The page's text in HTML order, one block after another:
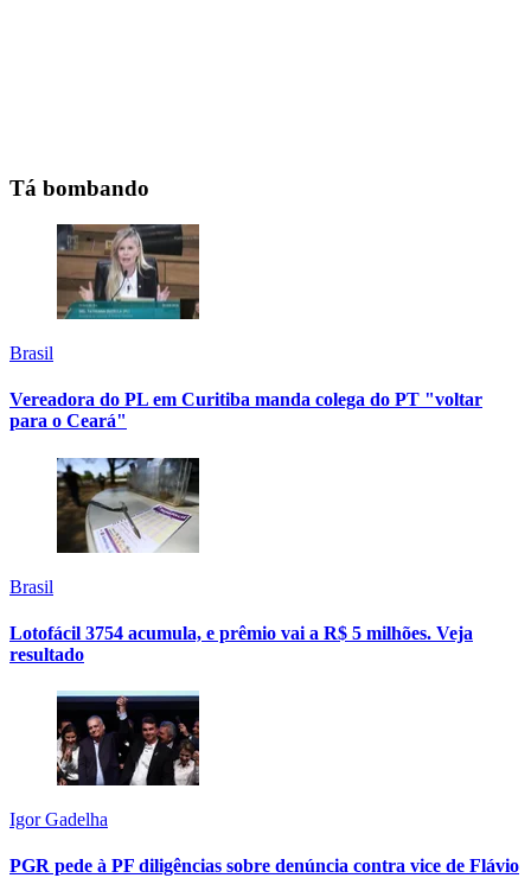
Tá bombando
Brasil
Vereadora do PL em Curitiba manda colega do PT "voltar
para o Ceará"
Brasil
Lotofácil 3754 acumula, e prêmio vai a R$ 5 milhões. Veja
resultado
Igor Gadelha
PGR pede à PF diligências sobre denúncia contra vice de Flávio